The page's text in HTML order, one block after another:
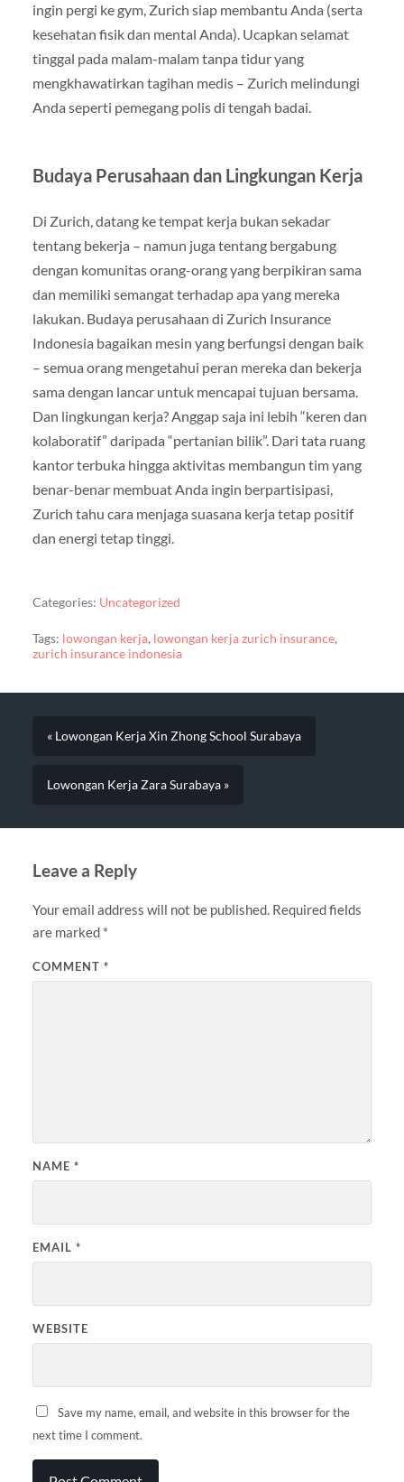
ingin pergi ke gym, Zurich siap membantu Anda (serta
kesehatan fisik dan mental Anda). Ucapkan selamat
tinggal pada malam-malam tanpa tidur yang
mengkhawatirkan tagihan medis – Zurich melindungi
Anda seperti pemegang polis di tengah badai.
Budaya Perusahaan dan Lingkungan Kerja
Di Zurich, datang ke tempat kerja bukan sekadar
tentang bekerja – namun juga tentang bergabung
dengan komunitas orang-orang yang berpikiran sama
dan memiliki semangat terhadap apa yang mereka
lakukan. Budaya perusahaan di Zurich Insurance
Indonesia bagaikan mesin yang berfungsi dengan baik
– semua orang mengetahui peran mereka dan bekerja
sama dengan lancar untuk mencapai tujuan bersama.
Dan lingkungan kerja? Anggap saja ini lebih “keren dan
kolaboratif” daripada “pertanian bilik”. Dari tata ruang
kantor terbuka hingga aktivitas membangun tim yang
benar-benar membuat Anda ingin berpartisipasi,
Zurich tahu cara menjaga suasana kerja tetap positif
dan energi tetap tinggi.
Categories: Uncategorized
Tags: lowongan kerja, lowongan kerja zurich insurance,
zurich insurance indonesia
« Lowongan Kerja Xin Zhong School Surabaya
Lowongan Kerja Zara Surabaya »
Leave a Reply
Your email address will not be published. Required fields
are marked *
COMMENT *
NAME *
EMAIL *
WEBSITE
Save my name, email, and website in this browser for the
next time I comment.